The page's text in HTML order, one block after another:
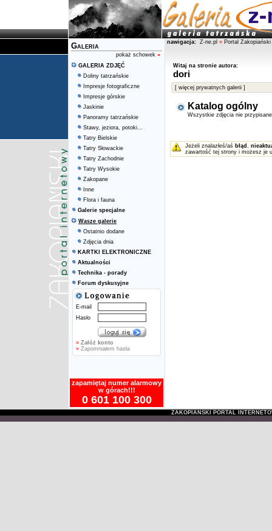
Galeria
pokaż schowek »
GALERIA ZDJĘĆ
Doliny tatrzańskie
Impresje fotograficzne
Impresje górskie
Jaskinie
Panoramy tatrzańskie
Stawy, jeziora, potoki...
Tatry Bielskie
Tatry Słowackie
Tatry Zachodnie
Tatry Wysokie
Zakopane
Inne
Flora i fauna
Galerie specjalne
Wasze galerie
Ostatnio dodane
Zdjęcia dnia
KARTKI ELEKTRONICZNE
Aktualności
Technika - porady
Forum dyskusyjne
E-mail
Hasło
» Załóż konto
» Zapomniałem hasła
zapamiętaj numer alarmowy
w górach!!!
0 601 100 300
nawigacja: Z-ne.pl » Portal Zakopiański
Witaj na stronie autora:
dori
[ więcej prywatnych galerii ]
Katalog ogólny
Wszystkie zdjęcia nie
Jeżeli znalazłeś/aś błąd ,
zawartość tej strony i możesz je
ZAKOPIAŃSKI PORTAL